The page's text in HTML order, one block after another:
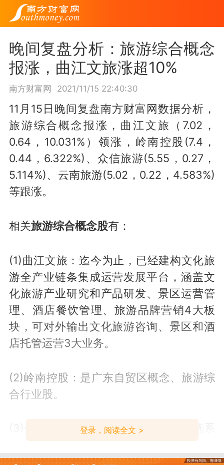
晚间复盘分析：旅游综合概念
报涨，曲江文旅涨超10%
南方财富网 2021/11/15 22:40:30
11月15日晚间复盘南方财富网数据分析，
旅游综合概念报涨，曲江文旅（7.02，
0.64，10.031%）领涨，岭南控股(7.4，
0.44，6.322%)、众信旅游(5.55，0.27，
5.114%)、云南旅游(5.02，0.22，4.583%)
等跟涨。
相关旅游综合概念股有：
(1)曲江文旅：迄今为止，已经建构文化旅
游全产业链条集成运营发展平台，涵盖文
化旅游产业研究和产品研发、景区运营管
理、酒店餐饮管理、旅游品牌营销4大板
块，可对外输出文化旅游咨询、景区和酒
店托管运营3大业务。
(2)岭南控股：是广东自贸区概念、旅游综
合行业股。
(3)众信旅游：经典系列旅游产品、精选系
列旅游产品.公司商务会奖旅游业务以U-
登录，阅读全文 >